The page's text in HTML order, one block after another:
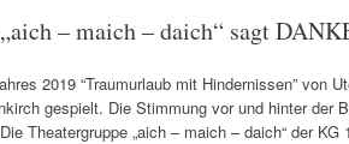
– maich – daich“ sagt
2019 “Traumurlaub mit Hindernissen” von
gespielt. Die Stimmung vor und hinter der
Theatergruppe „aich – maich – daich“ der